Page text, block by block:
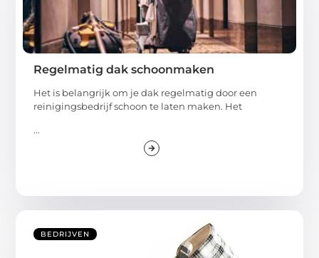
Regelmatig dak schoonmaken
Het is belangrijk om je dak regelmatig door een
reinigingsbedrijf schoon te laten maken. Het
...
BEDRIJVEN